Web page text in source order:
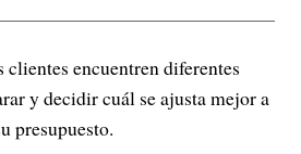
encuentren diferentes
y decidir cuál se ajusta mejor a
presupuesto.